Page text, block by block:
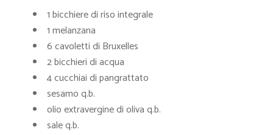
1 bicchiere di riso integrale
1 melanzana
6 cavoletti di Bruxelles
2 bicchieri di acqua
4 cucchiai di pangrattato
sesamo q.b.
olio extravergine di oliva q.b.
sale q.b.